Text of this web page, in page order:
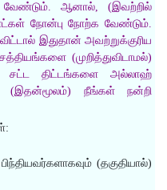
ஆனால், (இவற்றில்
நோன்பு நோற்க வேண்டும்.
இதுதான் அவற்றுக்குரிய
(முறித்துவிடாமல்)
சட்ட திட்டங்களை அல்லாஹ்
(இதன்மூலம்) நீங்கள் நன்றி
(தகுதியால்)